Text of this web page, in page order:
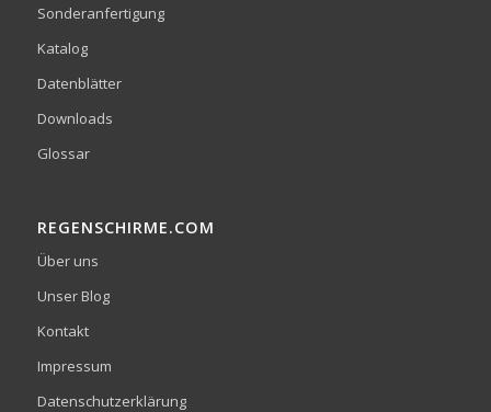
Sonderanfertigung
Katalog
Datenblätter
Downloads
Glossar
REGENSCHIRME.COM
Über uns
Unser Blog
Kontakt
Impressum
Datenschutzerklärung